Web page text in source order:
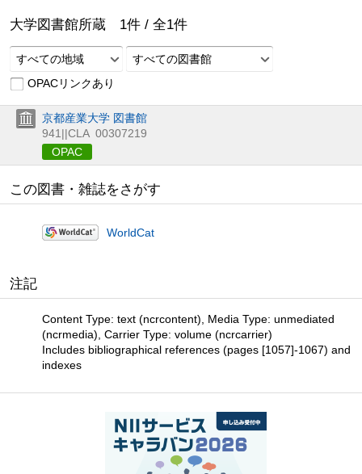
大学図書館所蔵 1件 / 全1件
すべての地域
すべての図書館
OPACリンクあり
京都産業大学 図書館
941||CLA 00307219
OPAC
この図書・雑誌をさがす
WorldCat
注記
Content Type: text (ncrcontent), Media Type: unmediated
(ncrmedia), Carrier Type: volume (ncrcarrier)
Includes bibliographical references (pages [1057]-1067) and
indexes